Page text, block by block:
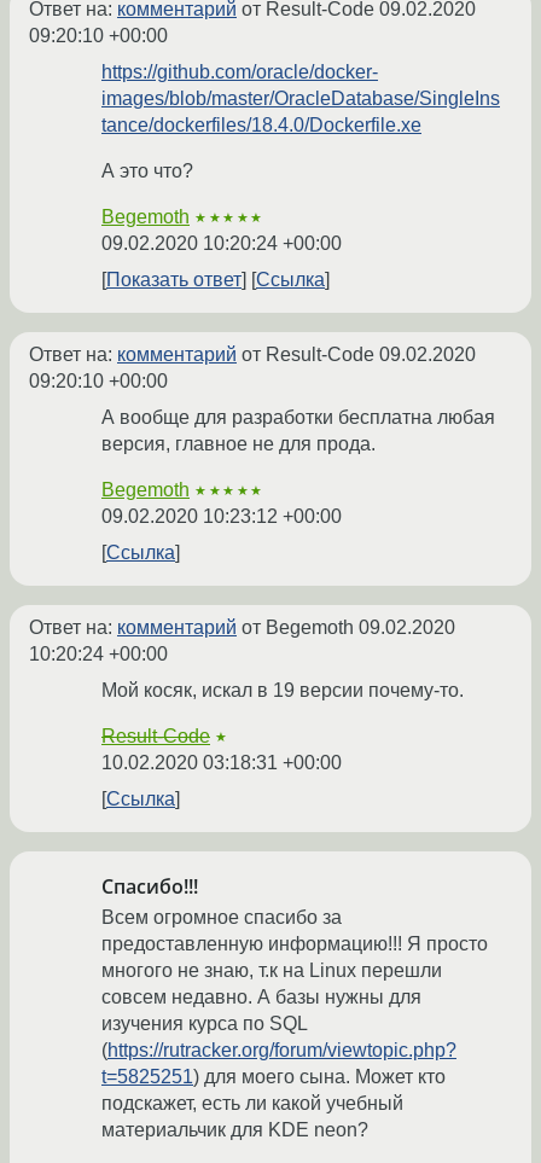
Ответ на: комментарий от Result-Code 09.02.2020
09:20:10 +00:00
https://github.com/oracle/docker-
images/blob/master/OracleDatabase/SingleIns
tance/dockerfiles/18.4.0/Dockerfile.xe
А это что?
Begemoth ★★★★★
09.02.2020 10:20:24 +00:00
Показать ответ
Ссылка
Ответ на: комментарий от Result-Code 09.02.2020
09:20:10 +00:00
А вообще для разработки бесплатна любая
версия, главное не для прода.
Begemoth ★★★★★
09.02.2020 10:23:12 +00:00
Ссылка
Ответ на: комментарий от Begemoth 09.02.2020
10:20:24 +00:00
Мой косяк, искал в 19 версии почему-то.
Result-Code ★
10.02.2020 03:18:31 +00:00
Ссылка
Спасибо!!!
Всем огромное спасибо за
предоставленную информацию!!! Я просто
многого не знаю, т.к на Linux перешли
совсем недавно. А базы нужны для
изучения курса по SQL
(https://rutracker.org/forum/viewtopic.php?
t=5825251) для моего сына. Может кто
подскажет, есть ли какой учебный
материальчик для KDE neon?